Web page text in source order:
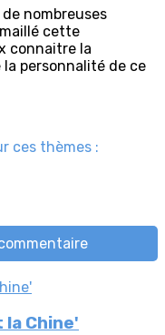
nombreuses
cette
connaitre la
personnalité de ce
ces thèmes :
Chine'